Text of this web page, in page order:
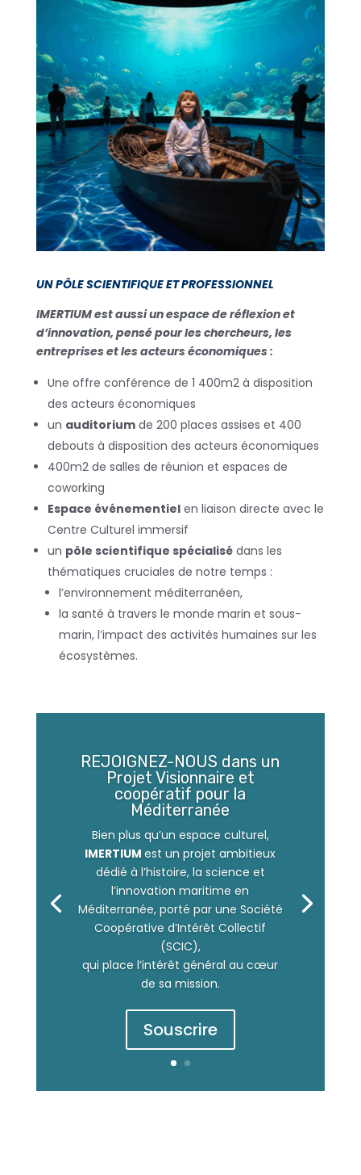
UN PÔLE SCIENTIFIQUE ET PROFESSIONNEL
IMERTIUM est aussi un espace de réflexion et
d’innovation, pensé pour les chercheurs, les
entreprises et les acteurs économiques :
Une offre conférence de 1 400m2 à disposition
des acteurs économiques
un auditoriumde 200 places assises et 400
debouts à disposition des acteurs économiques
400m2 de salles de réunion et espaces de
coworking
Espace événementielen liaison directe avec le
Centre Culturel immersif
un pôle scientifique spécialisédans les
thématiques cruciales de notre temps :
l’environnement méditerranéen,
la santé à travers le monde marin et sous-
marin, l’impact des activités humaines sur les
écosystèmes.
REJOIGNEZ-NOUS dans un
Projet Visionnaire et
coopératif pour la
Méditerranée
Bien plus qu’un espace culturel,
IMERTIUMest un projet ambitieux
dédié à l’histoire, la science et
l’innovation maritime en
Méditerranée, porté par une Société
Coopérative d’Intérêt Collectif
(SCIC),
qui place l’intérêt général au cœur
de sa mission.
Souscrire